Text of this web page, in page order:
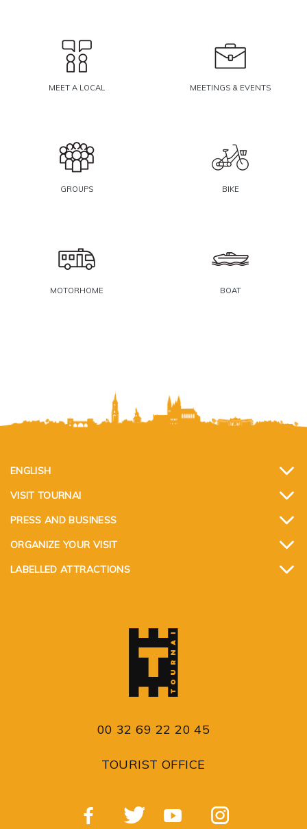
MEET A LOCAL MEETINGS & EVENTS
GROUPS BIKE
MOTORHOME BOAT
ENGLISH
VISIT TOURNAI
PRESS AND BUSINESS
ORGANIZE YOUR VISIT
LABELLED ATTRACTIONS
00 32 69 22 20 45
TOURIST OFFICE